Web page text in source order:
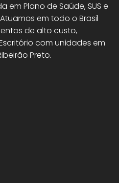
em Plano de Saúde, SUS e
em todo o Brasil
de alto custo,
com unidades em
Preto.